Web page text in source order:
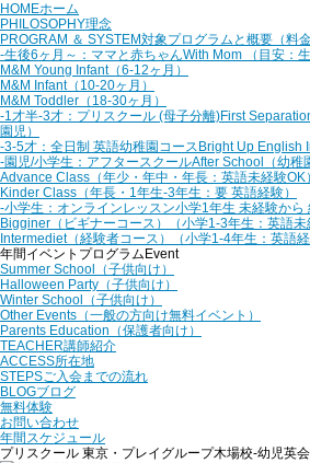
HOMEホーム
PHILOSOPHY理念
PROGRAM ＆ SYSTEM対象プログラムと概要（料金
‐生後6ヶ月～：ママと赤ちゃんWith Mom （目安：
M&M Young Infant（6-12ヶ月）
M&M Infant（10-20ヶ月）
M&M Toddler （18-30ヶ月）
‐1才半‐3才：プリスクール (母子分離)First
園児）
‐3‐5才：全日制 英語幼稚園コース Bright Up English
‐園児/小学生：アフタースクールAfter School（幼稚
Advance Class （年少・年中・年長：英語未経験OK）
Kinder Class （年長・1年生‐3年生：要 英語経験）
‐小学生：オンラインレッスン小学1年生 未経験から
Bigginer（ビギナーコース）
（小学1‐3年生：英語未
Intermediet（経験者コース）
（小学1‐4年生：英語経
年間イベントプログラム Event
Summer School
（子供向け）
Halloween Party （子供向け）
Winter School
（子供向け）
Other Events （一般の方向け無料イベント）
Parents Education （保護者向け）
TEACHER講師紹介
ACCESS所在地
STEPSご入会までの流れ
BLOGブログ
無料体験
お問い合わせ
年間スケジュール
プリスクール 東京・プレイグループ木場校-幼児英